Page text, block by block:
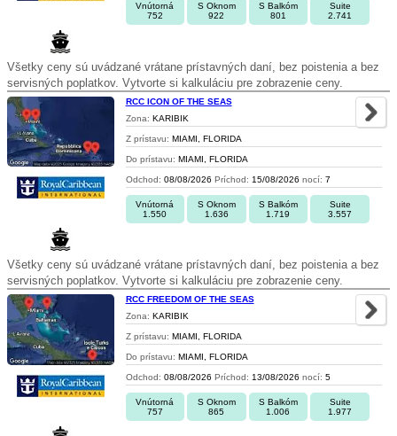
Vnútorná
752
S Oknom
922
S Balkóm
801
Suite
2.741
Všetky ceny sú uvádzané vrátane prístavných daní, bez poistenia a bez
servisných poplatkov. Vytvorte si kalkuláciu pre zobrazenie ceny.
RCC ICON OF THE SEAS
Zona: KARIBIK
Z prístavu: MIAMI, FLORIDA
Do prístavu: MIAMI, FLORIDA
Odchod: 08/08/2026 Príchod: 15/08/2026 nocí: 7
Vnútorná
1.550
S Oknom
1.636
S Balkóm
1.719
Suite
3.557
Všetky ceny sú uvádzané vrátane prístavných daní, bez poistenia a bez
servisných poplatkov. Vytvorte si kalkuláciu pre zobrazenie ceny.
RCC FREEDOM OF THE SEAS
Zona: KARIBIK
Z prístavu: MIAMI, FLORIDA
Do prístavu: MIAMI, FLORIDA
Odchod: 08/08/2026 Príchod: 13/08/2026 nocí: 5
Vnútorná
757
S Oknom
865
S Balkóm
1.006
Suite
1.977